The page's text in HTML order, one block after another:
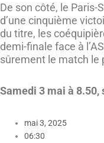
De son côté, le Paris-
d’une cinquième
du titre, les
demi-finale face à
sûrement le match le
Samedi 3 mai à 8.50,
mai 3, 2025
06:30